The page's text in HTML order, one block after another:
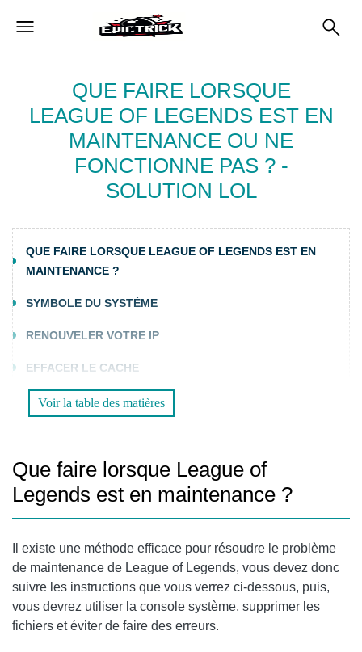
QUE FAIRE LORSQUE
LEAGUE OF LEGENDS EST EN
MAINTENANCE OU NE
FONCTIONNE PAS ? -
SOLUTION LOL
QUE FAIRE LORSQUE LEAGUE OF LEGENDS EST EN
MAINTENANCE ?
SYMBOLE DU SYSTÈME
RENOUVELER VOTRE IP
EFFACER LE CACHE
SUPPRIMER LES FICHIERS
QUOI D'AUTRE PEUT CRÉER CETTE ERREUR ?
DNS
Voir la table des matières
Que faire lorsque League of
Legends est en maintenance ?
Il existe une méthode efficace pour résoudre le problème
de maintenance de League of Legends, vous devez donc
suivre les instructions que vous verrez ci-dessous, puis,
vous devrez utiliser la console système, supprimer les
fichiers et éviter de faire des erreurs.